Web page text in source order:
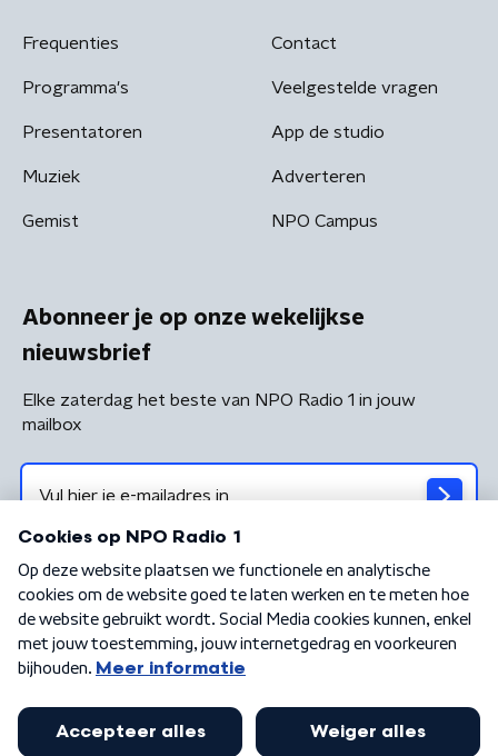
Frequenties
Programma's
Presentatoren
Muziek
Gemist
Contact
Veelgestelde vragen
App de studio
Adverteren
NPO Campus
Abonneer je op onze wekelijkse
nieuwsbrief
Elke zaterdag het beste van NPO Radio 1 in jouw
mailbox
Algemene voorwaarden